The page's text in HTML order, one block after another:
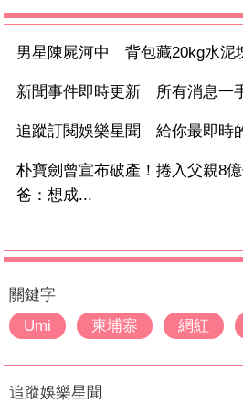
男星陳屍河中 背包藏20kg水泥
新聞事件即時更新 所有消息一
追蹤訂閱娛樂星聞 給你最即時
朴寶劍曾宣布破產！捲入父親8
爸：想成...
關鍵字
Umi
柬埔寨 網紅
追蹤娛樂星聞